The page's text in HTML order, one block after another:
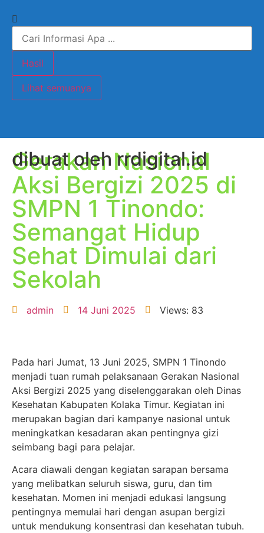
Hasil
Lihat semuanya
Gerakan Nasional
Aksi Bergizi 2025 di
SMPN 1 Tinondo:
Semangat Hidup
Sehat Dimulai dari
Sekolah
admin 14 Juni 2025 Views: 83
Pada hari Jumat, 13 Juni 2025, SMPN 1 Tinondo
menjadi tuan rumah pelaksanaan Gerakan Nasional
Aksi Bergizi 2025 yang diselenggarakan oleh Dinas
Kesehatan Kabupaten Kolaka Timur. Kegiatan ini
merupakan bagian dari kampanye nasional untuk
meningkatkan kesadaran akan pentingnya gizi
seimbang bagi para pelajar.
Acara diawali dengan kegiatan sarapan bersama
yang melibatkan seluruh siswa, guru, dan tim
kesehatan. Momen ini menjadi edukasi langsung
pentingnya memulai hari dengan asupan bergizi
untuk mendukung konsentrasi dan kesehatan tubuh.
dibuat oleh rrdigital.id